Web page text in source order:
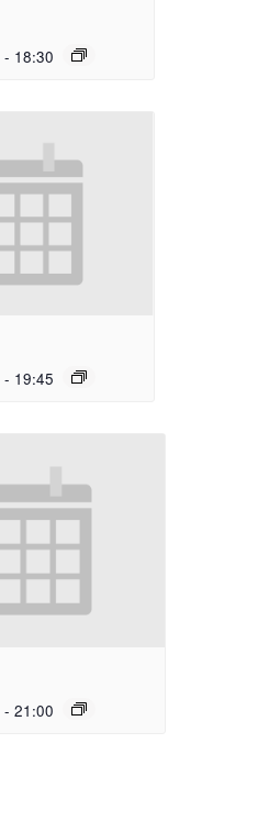
- 18:30
- 19:45
- 21:00